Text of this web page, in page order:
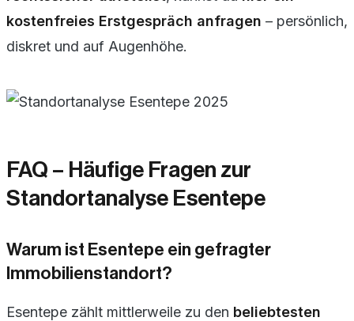
kostenfreies Erstgespräch anfragen – persönlich,
diskret und auf Augenhöhe.
FAQ – Häufige Fragen zur
Standortanalyse Esentepe
Warum ist Esentepe ein gefragter
Immobilienstandort?
Esentepe zählt mittlerweile zu den beliebtesten